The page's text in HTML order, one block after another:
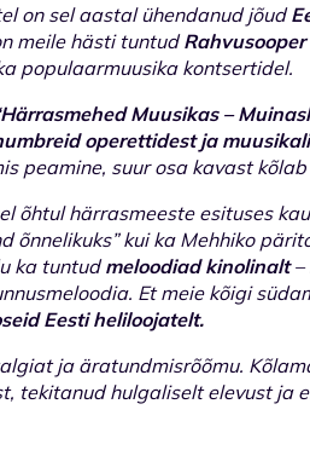
on sel aastal ühendanud jõud
meile hästi tuntud
populaarmuusika kontsertidel.
Muusikas –
operettidest ja
peamine, suur osa kavast
õhtul härrasmeeste esituses
õnnelikuks” kui ka Mehhiko
ka tuntudmeloodiad kinolinalt–
Et meie kõigi
Eesti heliloojatelt.
ja äratundmisrõõmu.
tekitanud hulgaliselt elevust ja